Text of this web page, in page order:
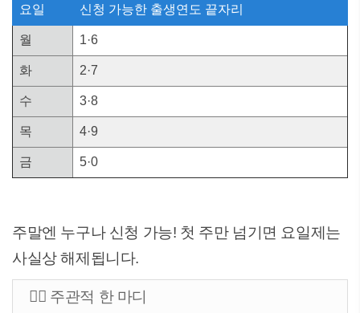
요일 신청 가능한 출생연도 끝자리
월 1·6
화 2·7
수 3·8
목 4·9
금 5·0
주말엔 누구나 신청 가능! 첫 주만 넘기면 요일제는
사실상 해제됩니다.
✍🏻 주관적 한 마디